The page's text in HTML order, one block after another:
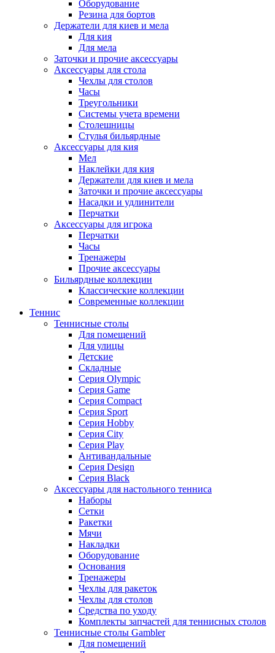
Оборудование
Резина для бортов
Держатели для киев и мела
Для кия
Для мела
Заточки и прочие аксессуары
Аксессуары для стола
Чехлы для столов
Часы
Треугольники
Системы учета времени
Столешницы
Стулья бильярдные
Аксессуары для кия
Мел
Наклейки для кия
Держатели для киев и мела
Заточки и прочие аксессуары
Насадки и удлинители
Перчатки
Аксессуары для игрока
Перчатки
Часы
Тренажеры
Прочие аксессуары
Бильярдные коллекции
Классические коллекции
Современные коллекции
Теннис
Теннисные столы
Для помещений
Для улицы
Детские
Складные
Серия Olympic
Серия Game
Серия Compact
Серия Sport
Серия Hobby
Серия City
Серия Play
Антивандальные
Серия Design
Серия Black
Аксессуары для настольного тенниса
Наборы
Сетки
Ракетки
Мячи
Накладки
Оборудование
Основания
Тренажеры
Чехлы для ракеток
Чехлы для столов
Средства по уходу
Комплекты запчастей для теннисных столов
Теннисные столы Gambler
Для помещений